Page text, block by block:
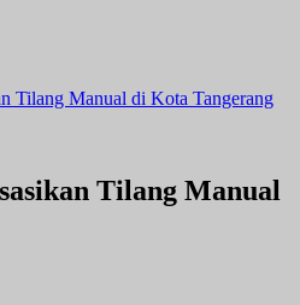
Tilang Manual di Kota Tangerang
Tilang Manual